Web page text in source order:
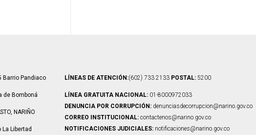
Barrio Pandiaco
de Bomboná
NARIÑO
Libertad
LÍNEAS DE ATENCIÓN:(602) 733 2133 POSTAL: 5200
LÍNEA GRATUITA NACIONAL: 01-8000972033
DENUNCIA POR CORRUPCIÓN: denunciasdecorrupcion@narino.gov.co
CORREO INSTITUCIONAL: contactenos@narino.gov.co
NOTIFICACIONES JUDICIALES: notificaciones@narino.gov.co